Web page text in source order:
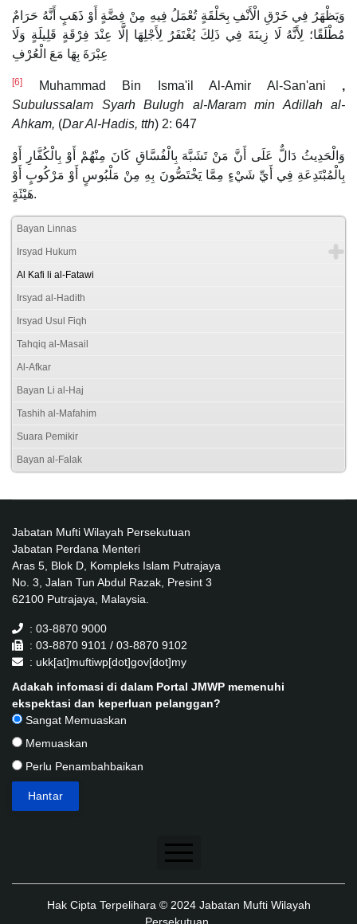
وَيَظْهَرُ فِي خَرْقِ الْأَنْفِ بِحَلْقَةٍ تُعْمَلُ فِيهِ مِنْ فِضَّةٍ أَوْ ذَهَبٍ أَنَّهُ حَرَامٌ
مُطْلَقًا؛ لِأَنَّهُ لَا زِينَةَ فِي ذَلِكَ يُغْتَفَرُ لِأَجْلِهَا إلَّا عِنْدَ فِرْقَةٍ قَلِيلَةٍ وَلَا
عِبْرَةَ بِهَا مَعَ الْعُرْفِ
[6] Muhammad Bin Isma'il Al-Amir Al-San'ani ,
Subulussalam Syarh Bulugh al-Maram min Adillah al-
Ahkam, (Dar Al-Hadis, tth) 2: 647
وَالْحَدِيثُ دَالٌّ عَلَى أَنَّ مَنْ تَشَبَّهَ بِالْفُسَّاقِ كَانَ مِنْهُمْ أَوْ بِالْكُفَّارِ أَوْ
بِالْمُبْتَدِعَةِ فِي أَيِّ شَيْءٍ مِمَّا يَخْتَصُّونَ بِهِ مِنْ مَلْبُوسٍ أَوْ مَرْكُوبٍ أَوْ
هَيْئَةٍ.
Bayan Linnas
Irsyad Hukum
Al Kafi li al-Fatawi
Irsyad al-Hadith
Irsyad Usul Fiqh
Tahqiq al-Masail
Al-Afkar
Bayan Li al-Haj
Tashih al-Mafahim
Suara Pemikir
Bayan al-Falak
Jabatan Mufti Wilayah Persekutuan
Jabatan Perdana Menteri
Aras 5, Blok D, Kompleks Islam Putrajaya
No. 3, Jalan Tun Abdul Razak, Presint 3
62100 Putrajaya, Malaysia.
: 03-8870 9000
: 03-8870 9101 / 03-8870 9102
: ukk[at]muftiwp[dot]gov[dot]my
Adakah infomasi di dalam Portal JMWP memenuhi
ekspektasi dan keperluan pelanggan?
Sangat Memuaskan
Memuaskan
Perlu Penambahbaikan
Penafian
Dasar Keselamatan
Hak Cipta Terpelihara © 2024 Jabatan Mufti Wilayah